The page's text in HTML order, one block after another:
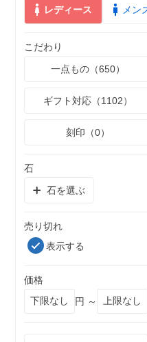
レディース メン
こだわり
一点もの（650）
ギフト対応（1102）
刻印（0）
石
石を選ぶ
売り切れ
表示する
価格
円 ～